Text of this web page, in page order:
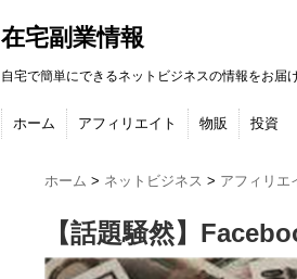
在宅副業情報
自宅で簡単にできるネットビジネスの情報をお届
ホーム アフィリエイト 物販 投資
ホーム > ネットビジネス > アフィリエ
【話題騒然】